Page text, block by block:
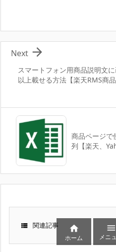
スマートフォン用商品説明文
以上載せる方法【楽天RMS商

Next
商品ページで
列【楽天、
 関連記事 
ホーム

メニ